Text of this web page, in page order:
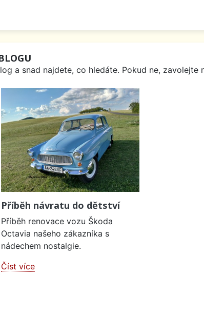
a snad najdete, co hledáte. Pokud ne, zavolejte
Příběh návratu do dětství
Příběh renovace vozu Škoda
Octavia našeho zákazníka s
nádechem nostalgie.
Číst více